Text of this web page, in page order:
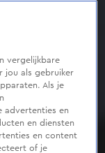
vergelijkbare
jou als gebruiker
Als je
advertenties en
en diensten
en content
of je